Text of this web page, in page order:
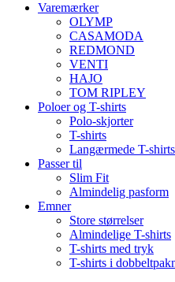
Varemærker
OLYMP
CASAMODA
REDMOND
VENTI
HAJO
TOM RIPLEY
Poloer og T-shirts
Polo-skjorter
T-shirts
Langærmede T-shirts
Passer til
Slim Fit
Almindelig pasform
Emner
Store størrelser
Almindelige T-shirts
T-shirts med tryk
T-shirts i